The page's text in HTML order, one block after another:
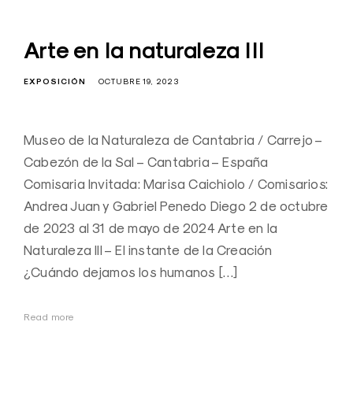
Arte en la naturaleza III
EXPOSICIÓN OCTUBRE 19, 2023
Museo de la Naturaleza de Cantabria / Carrejo –
Cabezón de la Sal – Cantabria – España
Comisaria Invitada: Marisa Caichiolo / Comisarios:
Andrea Juan y Gabriel Penedo Diego 2 de octubre
de 2023 al 31 de mayo de 2024 Arte en la
Naturaleza III – El instante de la Creación
¿Cuándo dejamos los humanos […]
Read more